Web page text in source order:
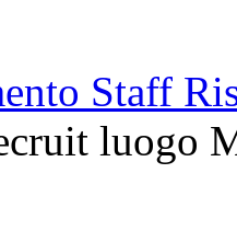
Staff
luogo